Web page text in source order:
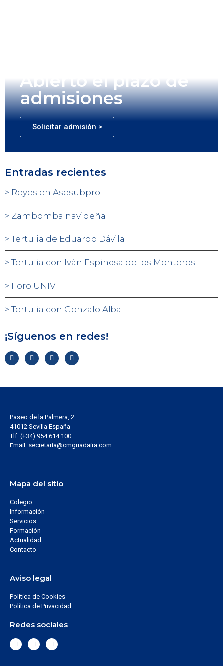
Abierto el plazo de
admisiones
Solicitar admisión >
Entradas recientes
Reyes en Asesubpro
Zambomba navideña
Tertulia de Eduardo Dávila
Tertulia con Iván Espinosa de los Monteros
Foro UNIV
Tertulia con Gonzalo Alba
¡Síguenos en redes!
Paseo de la Palmera, 2
41012 Sevilla España
Tlf: (+34) 954 614 100
Email: secretaria@cmguadaira.com
Mapa del sitio
Colegio
Información
Servicios
Formación
Actualidad
Contacto
Aviso legal
Política de Cookies
Política de Privacidad
Redes sociales